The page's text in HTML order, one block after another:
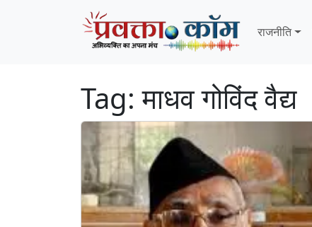
राजनीति
Tag:माधव गोविंद वैद्य